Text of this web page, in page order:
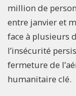
million de
entre janvier et
face à plusieurs
l’insécurité
fermeture de
humanitaire clé.